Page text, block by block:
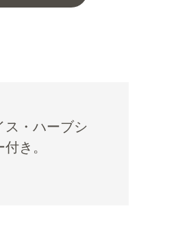
ス・ハーブシ
き。